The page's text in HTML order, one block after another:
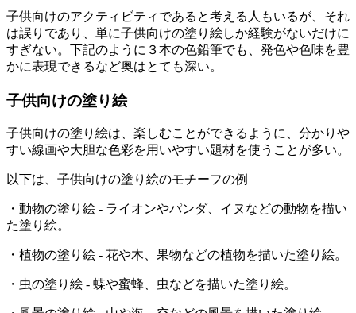
子供向けのアクティビティであると考える人もいるが、それ
は誤りであり、単に子供向けの塗り絵しか経験がないだけに
すぎない。下記のように３本の色鉛筆でも、発色や色味を豊
かに表現できるなど奥はとても深い。
子供向けの塗り絵
子供向けの塗り絵は、楽しむことができるように、分かりや
すい線画や大胆な色彩を用いやすい題材を使うことが多い。
以下は、子供向けの塗り絵のモチーフの例
・動物の塗り絵 - ライオンやパンダ、イヌなどの動物を描い
た塗り絵。
・植物の塗り絵 - 花や木、果物などの植物を描いた塗り絵。
・虫の塗り絵 - 蝶や蜜蜂、虫などを描いた塗り絵。